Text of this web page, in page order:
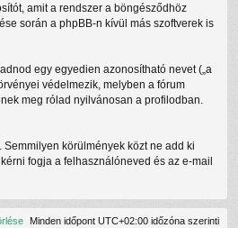
amit a rendszer a böngésződhöz
során a phpBB-n kívül más szoftverek is
egy egyedien azonosítható nevet („a
védelmezik, melyben a fórum
meg rólad nyilvánosan a profilodban.
körülmények közt ne add ki
fogja a felhasználóneved és az e-mail
Minden időpont UTC+02:00 időzóna szerinti